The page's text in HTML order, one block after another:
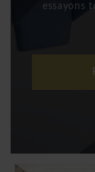
essayons